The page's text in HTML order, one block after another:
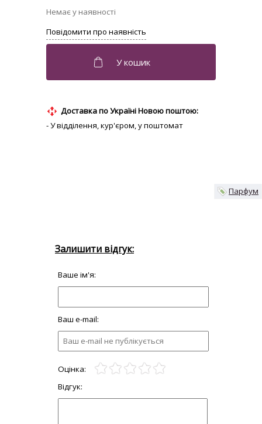
Доставка по Україні Новою поштою:
- У відділення, кур'єром, у поштомат
Парфум